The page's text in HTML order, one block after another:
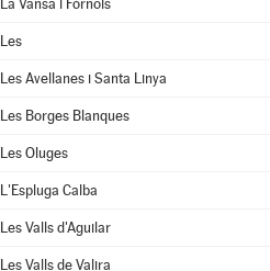
La Vansa i Fórnols
Les
Les Avellanes i Santa Linya
Les Borges Blanques
Les Oluges
L'Espluga Calba
Les Valls d'Aguilar
Les Valls de Valira